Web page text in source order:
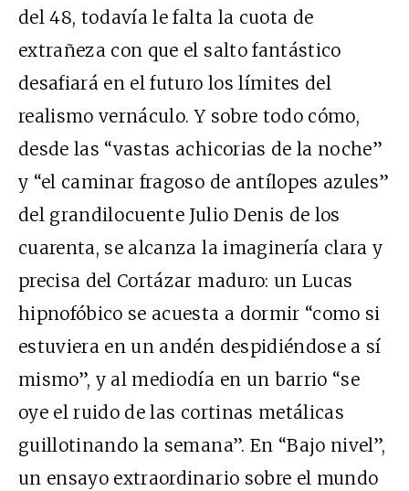
del 48, todavía le falta la cuota de
extrañeza con que el salto fantástico
desafiará en el futuro los límites del
realismo vernáculo. Y sobre todo cómo,
desde las “vastas achicorias de la noche”
y “el caminar fragoso de antílopes azules”
del grandilocuente Julio Denis de los
cuarenta, se alcanza la imaginería clara y
precisa del Cortázar maduro: un Lucas
hipnofóbico se acuesta a dormir “como si
estuviera en un andén despidiéndose a sí
mismo”, y al mediodía en un barrio “se
oye el ruido de las cortinas metálicas
guillotinando la semana”. En “Bajo nivel”,
un ensayo extraordinario sobre el mundo